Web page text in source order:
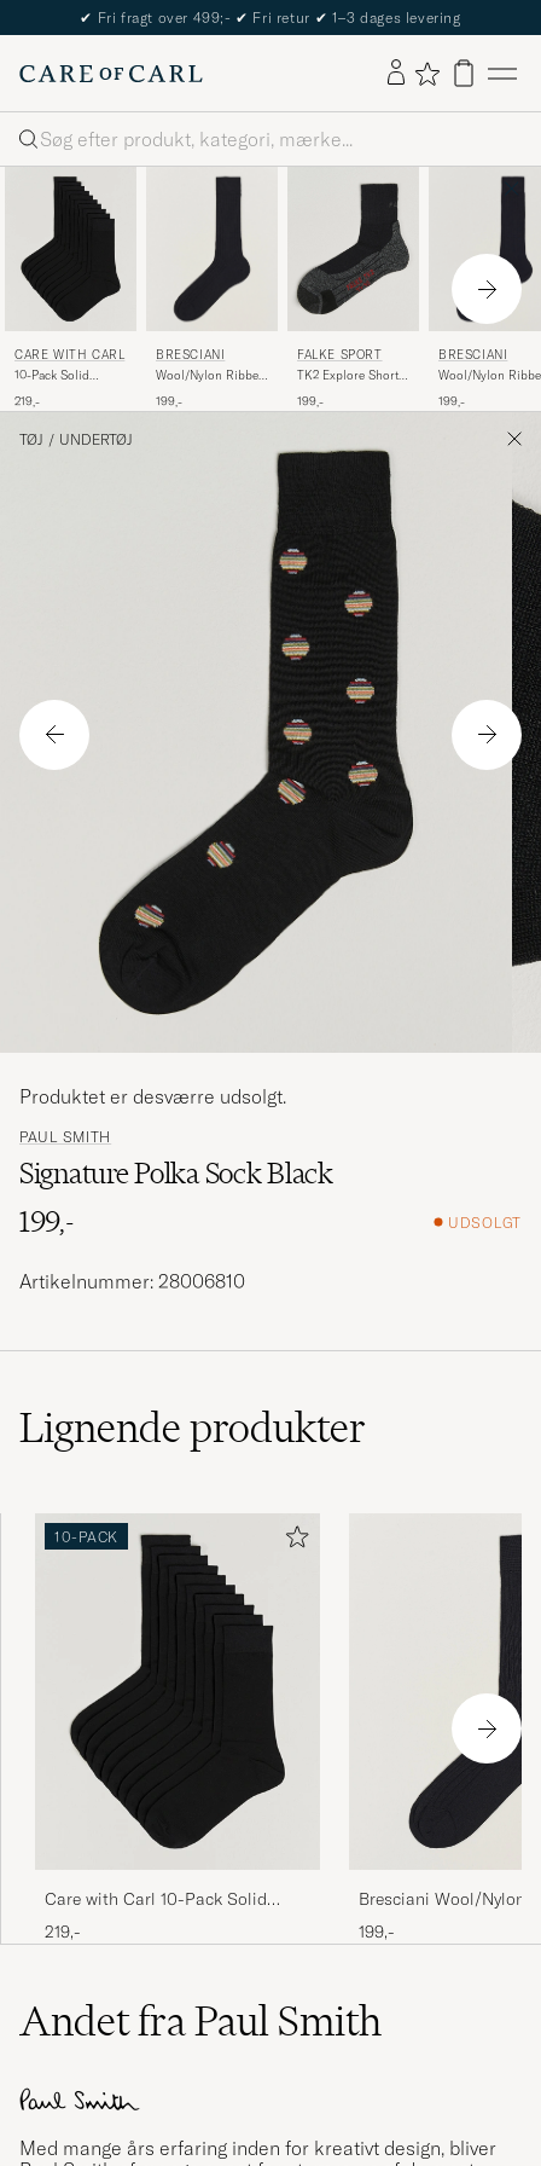
✔ Fri fragt over 499;- ✔ Fri retur ✔ 1–3 dages levering
Søg
CARE WITH CARL
10-Pack Solid
BLACK
219,-
BRESCIANI
Wool/Nylon Ribbed
199,-
FALKE SPORT
TK2 Explore Short
Black Mix
199,-
BRESCIANI
Wool/Nylon
199,-
TØJ / UNDERTØJ
PAUL SMITH
Signature Polka Sock Black
199,-
UDSOLGT
Produktet er desværre udsolgt.
Artikelnummer: 28006810
Lignendeprodukter
10-PACK
Care with Carl 10-Pack Solid
Cotton Socks BLACK
219,-
Bresciani Wool/Nylon
Short Socks Black
199,-
Andet fra Paul Smith
Med mange års erfaring inden for kreativt design, bliver